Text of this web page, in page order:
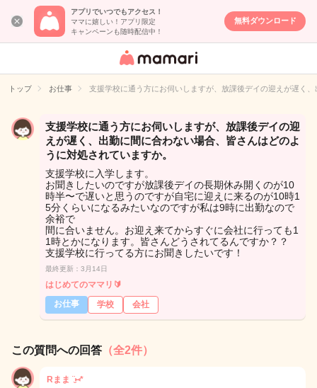
アプリでいつでもアクセス！
ママに嬉しい！アプリ限定
キャンペーンも随時配信中！
無料ダウンロード
女性専用匿名QA
イト
トップ お仕事 支援学校に通う方にお伺いしますが、放課後デイの迎えが遅く
支援学校に通う方にお伺いしますが、放課後デイの迎
えが遅く、出勤に間に合わない場合、皆さんはどのよ
うに対処されていますか。
支援学校に入学します。
お聞きしたいのですが放課後デイの長期休み開くのが10
時半〜で遅いと思うのですが自宅に迎えに来るのが10時1
5分くらいになるみたいなのですが私は9時に出勤なので
余裕で
間に合いません。お迎え来てからすぐに会社に行っても1
1時とかになります。皆さんどうされてるんですか？？
支援学校に行ってる方にお聞きしたいです！
最終更新：3月14日
はじめてのママリ🔰
お仕事
学校 会社
この質問への回答 （全2件）
Rまま ¨̮⑅*